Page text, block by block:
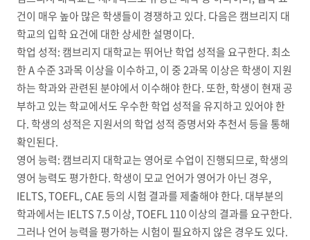
건이 매우 높아 많은 학생들이 경쟁하고 있다. 다음은 캠브리지 대
학교의 입학 요건에 대한 상세한 설명이다.
학업 성적: 캠브리지 대학교는 뛰어난 학업 성적을 요구한다. 최소
한 A 수준 3과목 이상을 이수하고, 이 중 2과목 이상은 학생이 지원
하는 학과와 관련된 분야에서 이수해야 한다. 또한, 학생이 현재 공
부하고 있는 학교에서도 우수한 학업 성적을 유지하고 있어야 한
다. 학생의 성적은 지원서의 학업 성적 증명서와 추천서 등을 통해
확인된다.
영어 능력: 캠브리지 대학교는 영어로 수업이 진행되므로, 학생의
영어 능력도 평가한다. 학생이 모교 언어가 영어가 아닌 경우,
IELTS, TOEFL, CAE 등의 시험 결과를 제출해야 한다. 대부분의
학과에서는 IELTS 7.5 이상, TOEFL 110 이상의 결과를 요구한다.
그러나 언어 능력을 평가하는 시험이 필요하지 않은 경우도 있다.